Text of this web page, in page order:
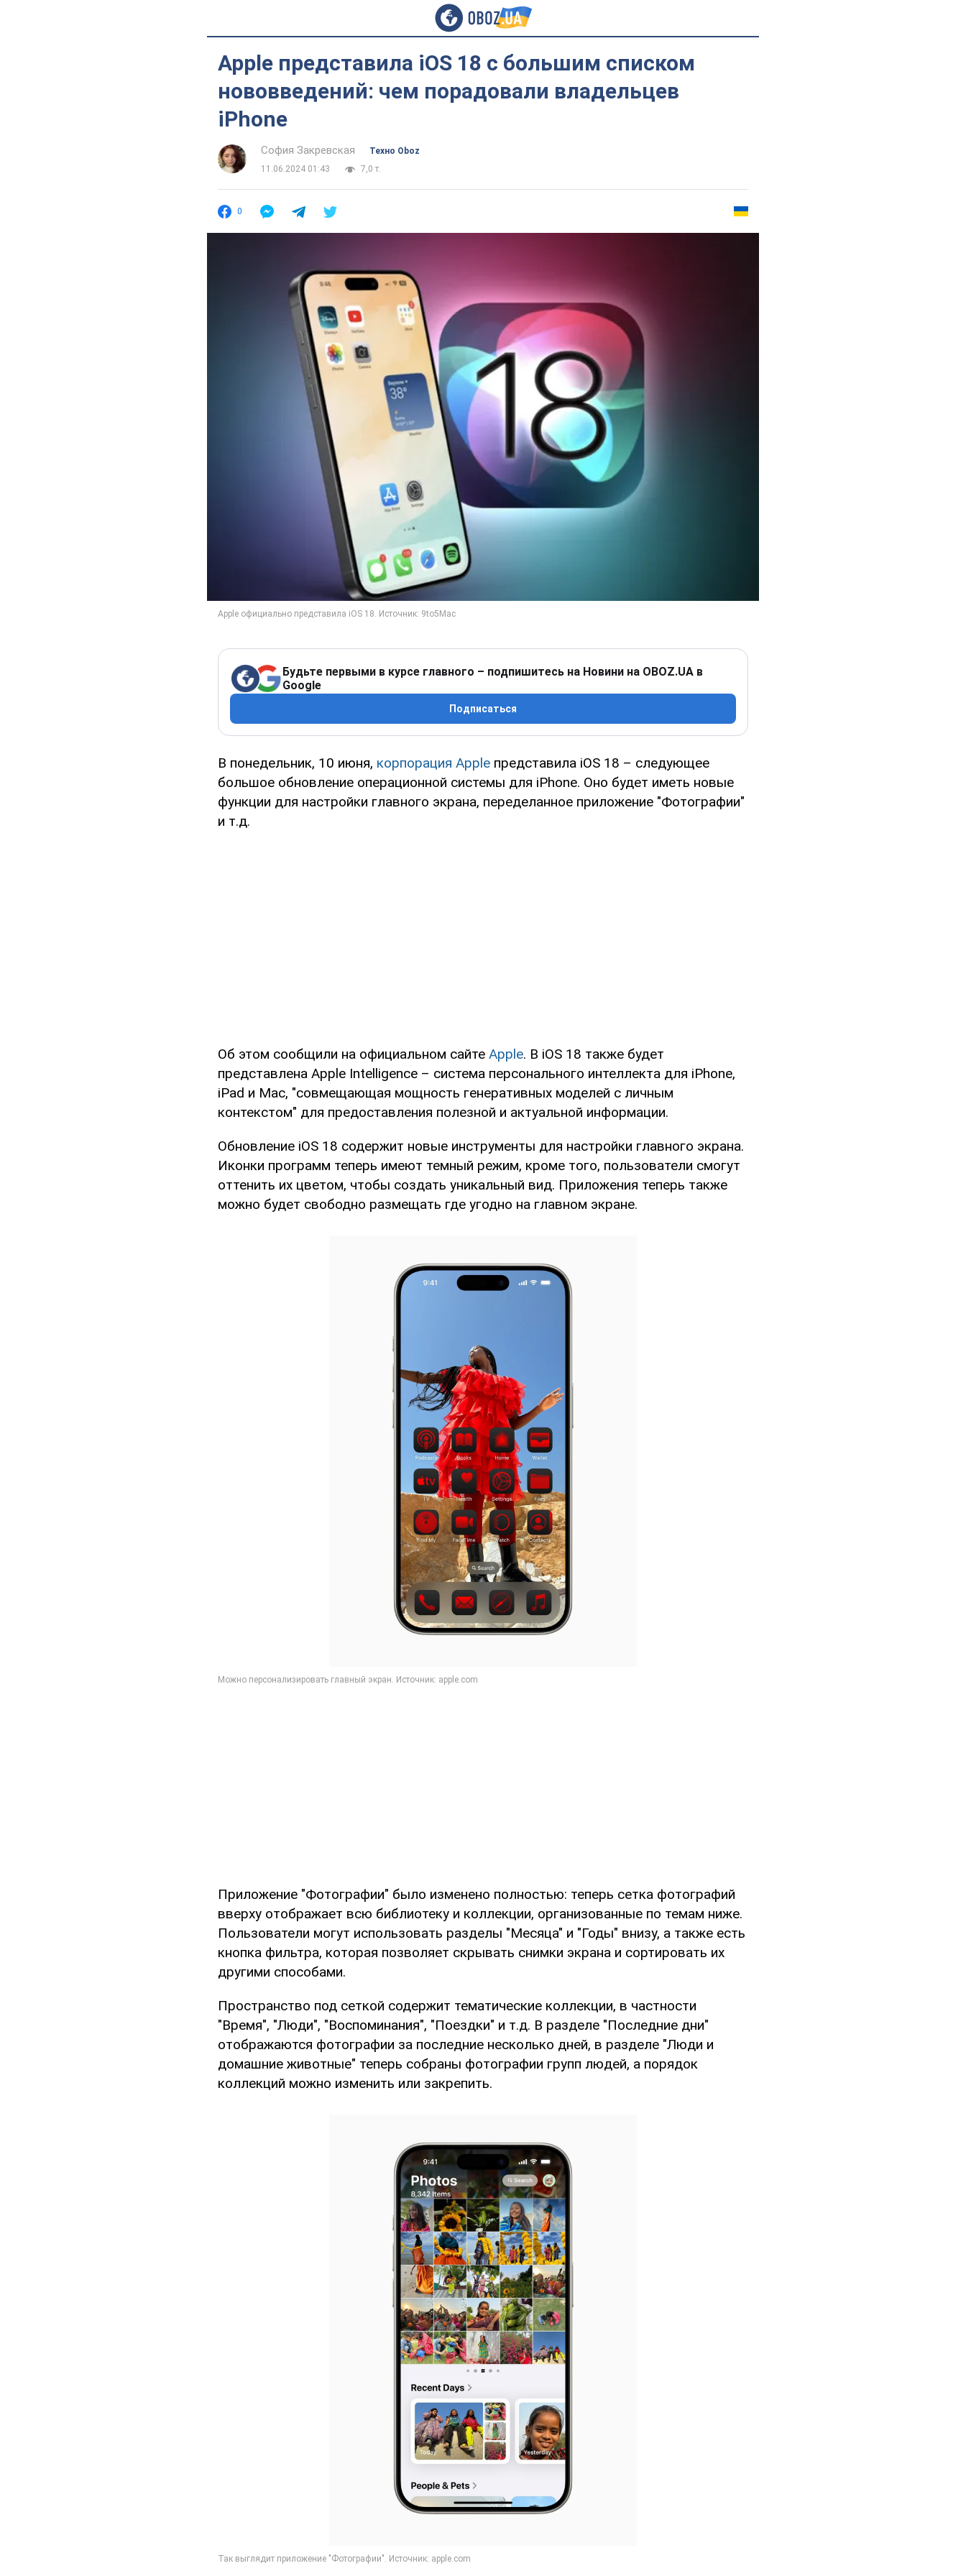
Apple представила iOS 18 с большим списком
нововведений: чем порадовали владельцев
iPhone
София Закревская
Техно Oboz
11.06.2024 01:43
7,0 т.
0
Будьте первыми в курсе главного – подпишитесь на Новини на OBOZ.UA в
Google
Подписаться
В понедельник, 10 июня, корпорация Apple представила iOS 18 – следующее
большое обновление операционной системы для iPhone. Оно будет иметь новые
функции для настройки главного экрана, переделанное приложение "Фотографии"
и т.д.
Об этом сообщили на официальном сайте Apple. В iOS 18 также будет
представлена Apple Intelligence – система персонального интеллекта для iPhone,
iPad и Mac, "совмещающая мощность генеративных моделей с личным
контекстом" для предоставления полезной и актуальной информации.
Обновление iOS 18 содержит новые инструменты для настройки главного экрана.
Иконки программ теперь имеют темный режим, кроме того, пользователи смогут
оттенить их цветом, чтобы создать уникальный вид. Приложения теперь также
можно будет свободно размещать где угодно на главном экране.
Приложение "Фотографии" было изменено полностью: теперь сетка фотографий
вверху отображает всю библиотеку и коллекции, организованные по темам ниже.
Пользователи могут использовать разделы "Месяца" и "Годы" внизу, а также есть
кнопка фильтра, которая позволяет скрывать снимки экрана и сортировать их
другими способами.
Пространство под сеткой содержит тематические коллекции, в частности
"Время", "Люди", "Воспоминания", "Поездки" и т.д. В разделе "Последние дни"
отображаются фотографии за последние несколько дней, в разделе "Люди и
домашние животные" теперь собраны фотографии групп людей, а порядок
коллекций можно изменить или закрепить.